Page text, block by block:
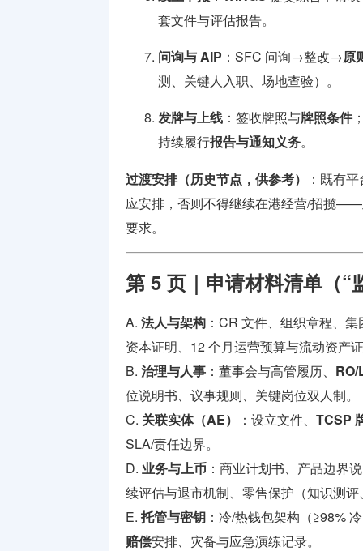
套文件与评估报告。
问询与 AIP ：SFC 问询→整改→原
测、关键人入职、场地查验）。
发牌与上线 ：签收牌照与牌照条件
持续履行报告与通知义务。
过渡安排（历史节点，供参考）
：既有
应安排，否则不得继续在港经营/招揽
要求。
第 5 页｜申请材料清单（“
A. 法人与架构 ：CR 文件、组织章程、
资本证明、12 个月运营预算与流动资产
B. 治理与人事 ：董事会与高管履历、 RO/
位说明书、议事规则、关键岗位双人制。
C. 关联实体（AE） ：设立文件、 TCSP
SLA/责任边界。
D. 业务与上币 ：商业计划书、产品边界
续评估与退市机制、零售保护（知识测
E. 托管与密钥 ：冷/热钱包架构（≥98%
赔偿安排、灾备与应急演练记录。